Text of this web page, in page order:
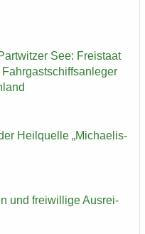
See: Frei­staat
Heil­quel­le „Mi­chae­lis­
und frei­wil­li­ge Aus­rei­